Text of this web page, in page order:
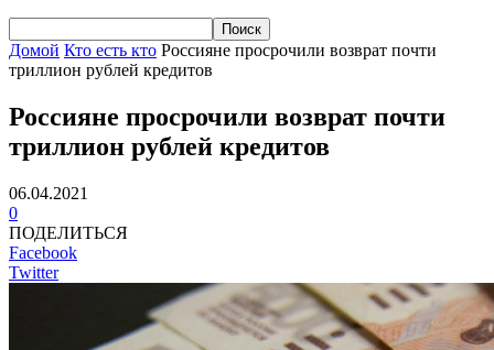
Домой Кто есть кто Россияне просрочили возврат почти
триллион рублей кредитов
Россияне просрочили возврат почти
триллион рублей кредитов
06.04.2021
0
ПОДЕЛИТЬСЯ
Facebook
Twitter